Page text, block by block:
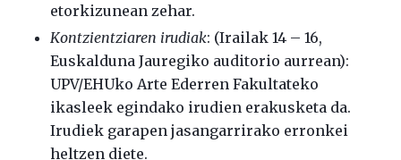
etorkizunean zehar.
Kontzientziaren irudiak: (Irailak 14 – 16,
Euskalduna Jauregiko auditorio aurrean):
UPV/EHUko Arte Ederren Fakultateko
ikasleek egindako irudien erakusketa da.
Irudiek garapen jasangarrirako erronkei
heltzen diete.